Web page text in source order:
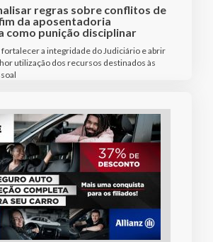
regras sobre conflitos de
da aposentadoria
como punição disciplinar
a integridade do Judiciário e abrir
utilização dos recursos destinados às